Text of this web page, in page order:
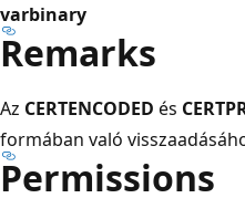
varbinary
Remarks
Az CERTENCODED és
formában való
Permissions